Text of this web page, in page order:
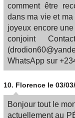
comment être
dans ma vie et
joyeux encore
conjoint
WhatsApp sur
10. Florence le 03/
Bonjour tout le
actuellement au